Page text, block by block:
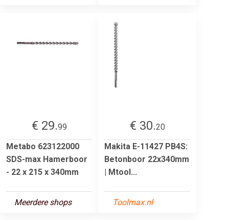
€ 29.99
Metabo 623122000
SDS-max Hamerboor
- 22 x 215 x 340mm
Meerdere shops
€ 30.20
Makita E-11427 PB4S:
Betonboor 22x340mm
| Mtool...
Toolmax.nl